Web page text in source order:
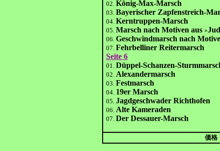
02. König-Max-Marsch
03.Bayerischer Zapfenstreich-
04. Kerntruppen-Marsch
05. Marsch nach Motiven aus»
06.Geschwindmarsch nach
07. Fehrbelliner Reitermarsch
Seite 6
01. Düppel-Schanzen-
02.Alexandermarsch
03. Festmarsch
04. 19er Marsch
05. Jagdgeschwader Richthofen
06. Alte Kameraden
07. Der Dessauer-Marsch
価格